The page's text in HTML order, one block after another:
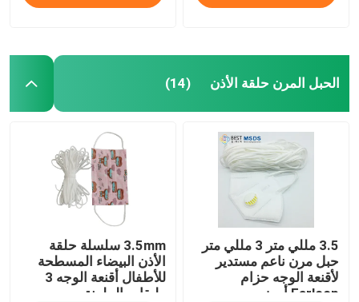
الحبل المرن حلقة الأذن (14)
3.5 مللي متر 3 مللي متر
حبل مرن ناعم مستدير
لأقنعة الوجه حزام
Earloop أبيض
3.5mm سلسلة حلقة
الأذن البيضاء المسطحة
للأطفال أقنعة الوجه 3
طبقات الملونة